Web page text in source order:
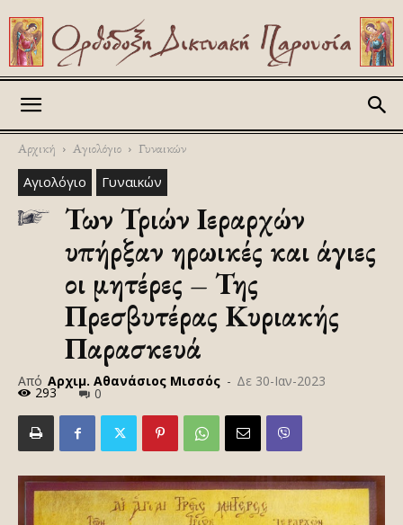
Αρχική Αγιολόγιο Γυναικών
Αγιολόγιο Γυναικών
Των Τριών Ιεραρχών
υπήρξαν ηρωικές και άγιες
οι μητέρες – Της
Πρεσβυτέρας Κυριακής
Παρασκευά
Από Αρχιμ. Αθανάσιος Μισσός - Δε 30-Ιαν-2023
293 0